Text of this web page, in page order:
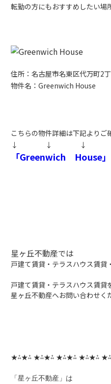
転勤の方にもおすすめしたい場
住所：名古屋市名東区代万町2
物件名：Greenwich House
こちらの物件詳細は下記よりご
↓ ↓ ↓
「Greenwich House」
星ヶ丘不動産では
戸建て賃貸・テラスハウス賃貸
戸建て賃貸・テラスハウス賃貸
星ヶ丘不動産へお問い合わせく
★⁂★⁂ ★⁂★⁂ ★⁂★⁂ ★⁂★⁂
「星ヶ丘不動産」は